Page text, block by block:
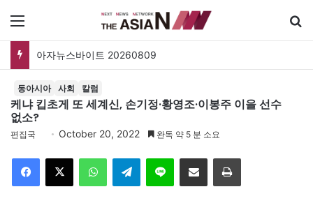
아자뉴스바이트 20260809
동아시아 사회 칼럼
케냐 킵초게 또 세계신, 손기정·황영조·이봉주 이을 선수
없소?
편집국 October 20, 2022 완독 약 5 분 소요
Telegram 이메일